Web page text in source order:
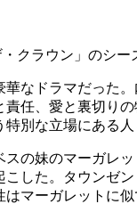
クラウン」のシー
なドラマだった
任、愛と裏切り
別な立場にある
の妹のマーガレ
した。タウンゼ
マーガレットに